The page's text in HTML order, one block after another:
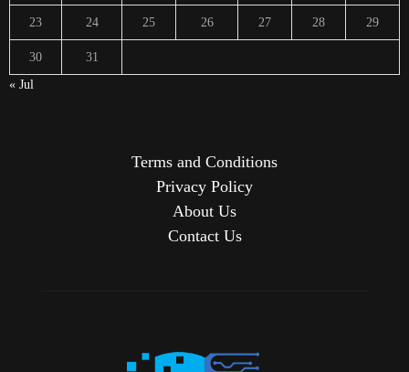
23 24 25 26 27 28 29
30
31
« Jul
Terms and Conditions
Privacy Policy
About Us
Contact Us